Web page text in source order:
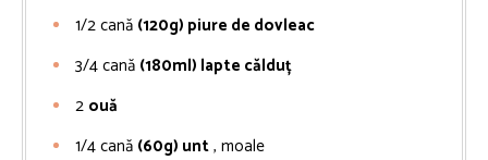
1/2cană (120g) piure de dovleac
3/4cană (180ml) lapte călduț
2 ouă
1/4cană (60g) unt, moale